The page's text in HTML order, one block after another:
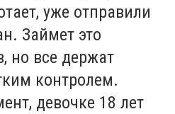
уже отправили
Займет это
но все держат
контролем.
девочке 18 лет